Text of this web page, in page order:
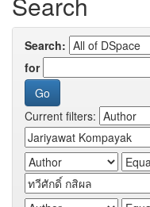
Search:
for
Current filters: